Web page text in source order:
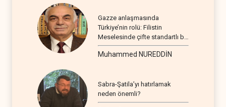
Gazze anlaşmasında
Türkiye’nin rolü: Filistin
Meselesinde çifte standartlı bir
seyir
Muhammed NUREDDİN
Sabra-Şatila’yı hatırlamak
neden önemli?